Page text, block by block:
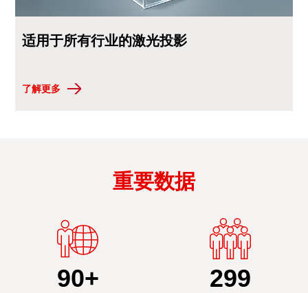
适用于所有行业的激光投影
了解更多
重要数据
90+ 300